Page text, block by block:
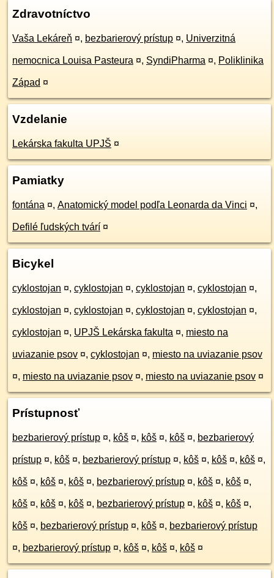
Zdravotníctvo
Vaša Lekáreň ¤, bezbarierový prístup ¤, Univerzitná
nemocnica Louisa Pasteura ¤, SyndiPharma ¤, Poliklinika
Západ ¤
Vzdelanie
Lekárska fakulta UPJŠ ¤
Pamiatky
fontána ¤, Anatomický model podľa Leonarda da Vinci ¤,
Defilé ľudských tvárí ¤
Bicykel
cyklostojan ¤, cyklostojan ¤, cyklostojan ¤, cyklostojan ¤,
cyklostojan ¤, cyklostojan ¤, cyklostojan ¤, cyklostojan ¤,
cyklostojan ¤, UPJŠ Lekárska fakulta ¤, miesto na
uviazanie psov ¤, cyklostojan ¤, miesto na uviazanie psov
¤, miesto na uviazanie psov ¤, miesto na uviazanie psov ¤
Prístupnosť
bezbarierový prístup ¤, kôš ¤, kôš ¤, kôš ¤, bezbarierový
prístup ¤, kôš ¤, bezbarierový prístup ¤, kôš ¤, kôš ¤, kôš ¤,
kôš ¤, kôš ¤, kôš ¤, bezbarierový prístup ¤, kôš ¤, kôš ¤,
kôš ¤, kôš ¤, kôš ¤, bezbarierový prístup ¤, kôš ¤, kôš ¤,
kôš ¤, bezbarierový prístup ¤, kôš ¤, bezbarierový prístup
¤, bezbarierový prístup ¤, kôš ¤, kôš ¤, kôš ¤